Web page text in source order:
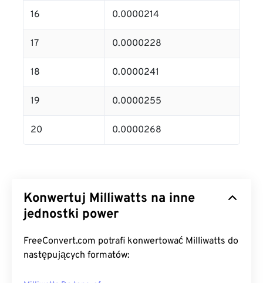
16 0.0000214
17 0.0000228
18 0.0000241
19 0.0000255
20 0.0000268
Konwertuj Milliwatts na inne
jednostki power
FreeConvert.com potrafi konwertować Milliwatts do
następujących formatów: